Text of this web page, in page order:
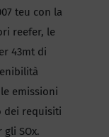
teu con la
reefer, le
43mt di
emissioni
dei requisiti
SOx.